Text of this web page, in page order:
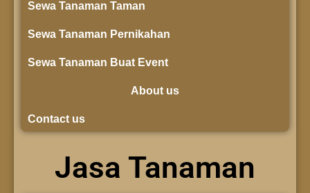
Sewa Tanaman Taman
Sewa Tanaman Pernikahan
Sewa Tanaman Buat Event
About us
Contact us
Jasa Tanaman